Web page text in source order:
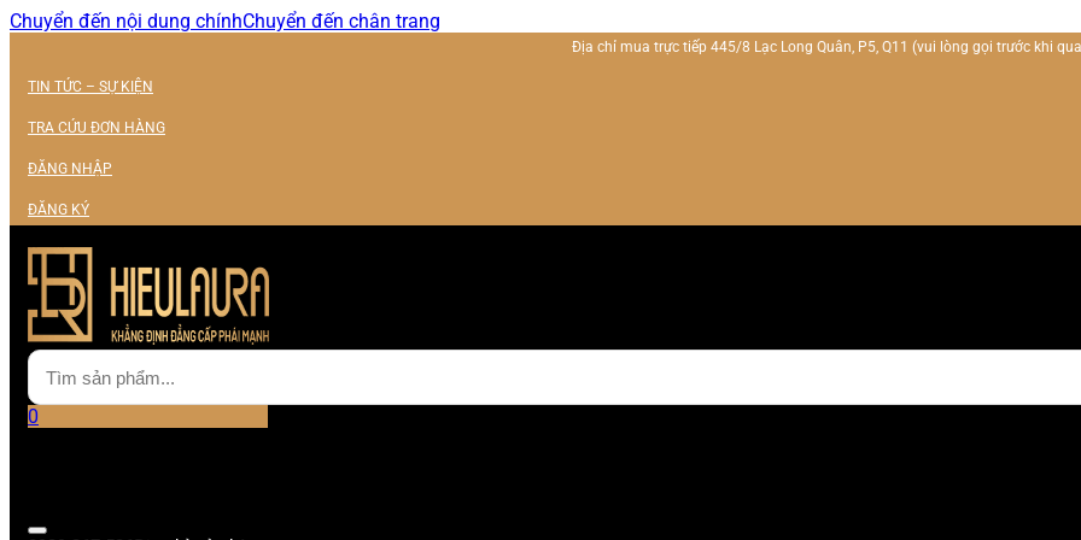
Chuyển đến nội dung chínhChuyển đến chân trang
Địa chỉ mua trực tiếp 445/8 Lạc Long Quân, P5, Q11 (vui lòng gọi trước khi
TIN TỨC – SỰ KIỆN
TRA CỨU ĐƠN HÀNG
ĐĂNG NHẬP
ĐĂNG KÝ
0